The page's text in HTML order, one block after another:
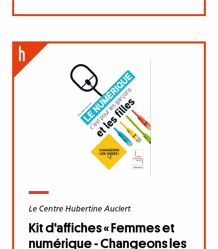
Le Centre Hubertine Auclert
Kit d'affiches « Femmes et
numérique - Changeons les